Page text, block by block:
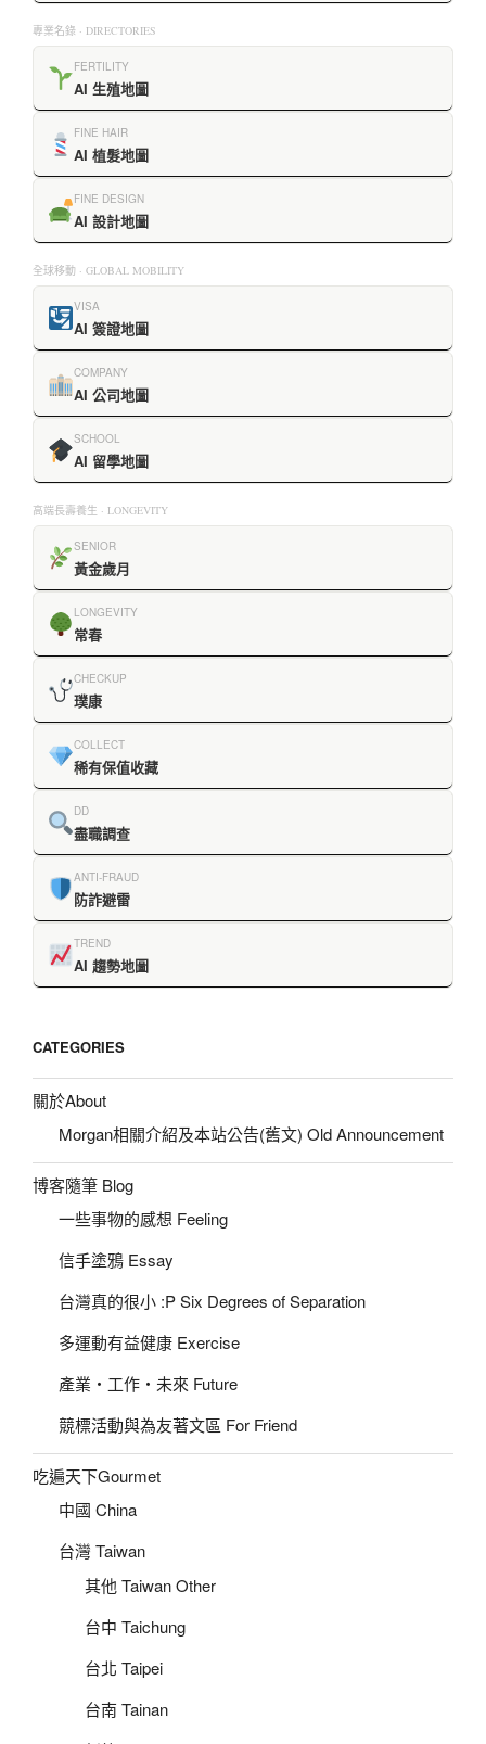
專業名錄 · DIRECTORIES
FERTILITY
AI 生殖地圖
FINE HAIR
AI 植髮地圖
FINE DESIGN
AI 設計地圖
全球移動 · GLOBAL MOBILITY
VISA
AI 簽證地圖
COMPANY
AI 公司地圖
SCHOOL
AI 留學地圖
高端長壽養生 · LONGEVITY
SENIOR
黃金歲月
LONGEVITY
常春
CHECKUP
璞康
COLLECT
稀有保值收藏
DD
盡職調查
ANTI-FRAUD
防詐避雷
TREND
AI 趨勢地圖
CATEGORIES
關於About
Morgan相關介紹及本站公告(舊文) Old Announcement
博客隨筆 Blog
一些事物的感想 Feeling
信手塗鴉 Essay
台灣真的很小 :P Six Degrees of Separation
多運動有益健康 Exercise
產業‧工作‧未來 Future
競標活動與為友著文區 For Friend
吃遍天下Gourmet
中國 China
台灣 Taiwan
其他 Taiwan Other
台中 Taichung
台北 Taipei
台南 Tainan